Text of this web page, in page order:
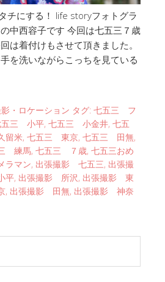
チにする！ life storyフォトグラ
中西容子です 今回は七五三７歳
は着付けもさせて頂きました。
を洗いながらこっちを見ている
・ロケーション タグ: 七五三 フ
五三 小平, 七五三 小金井, 七五
留米, 七五三 東京, 七五三 田無,
練馬, 七五三 ７歳, 七五三おめ
ラマン, 出張撮影 七五三, 出張撮
平, 出張撮影 所沢, 出張撮影 東
, 出張撮影 田無, 出張撮影 神奈